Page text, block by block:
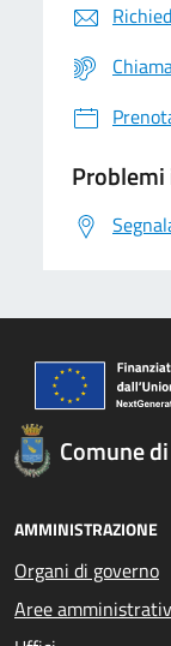
Comune
AMMINISTRAZIONE
Organi di governo
Aree